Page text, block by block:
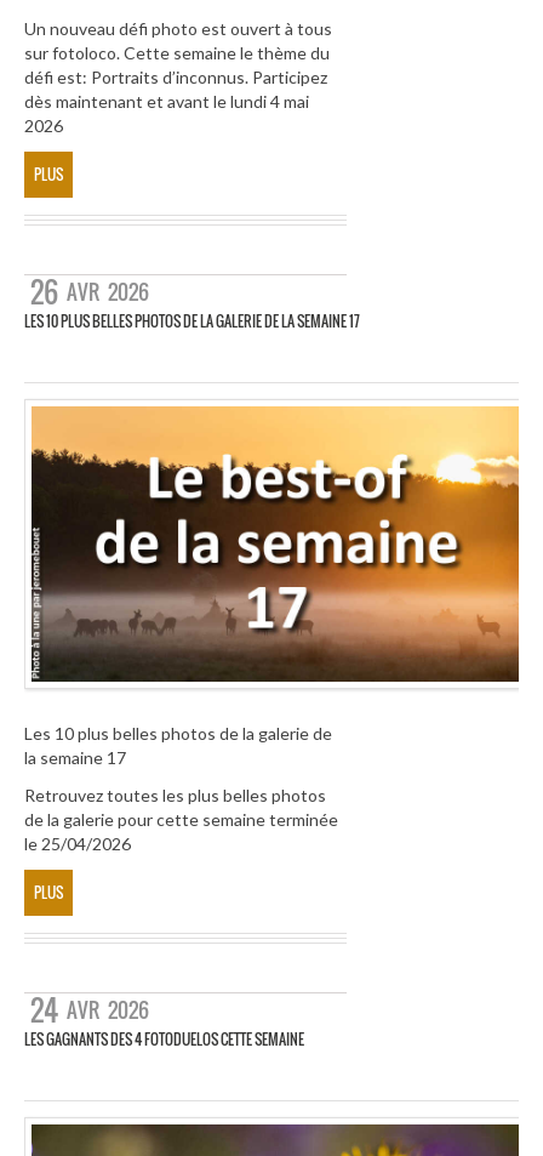
Un nouveau défi photo est ouvert à tous
sur fotoloco. Cette semaine le thème du
défi est: Portraits d’inconnus. Participez
dès maintenant et avant le lundi 4 mai
2026
PLUS
26 AVR 2026
LES 10 PLUS BELLES PHOTOS DE LA GALERIE DE LA SEMAINE 17
Les 10 plus belles photos de la galerie de
la semaine 17
Retrouvez toutes les plus belles photos
de la galerie pour cette semaine terminée
le 25/04/2026
PLUS
24 AVR 2026
LES GAGNANTS DES 4 FOTODUELOS CETTE SEMAINE